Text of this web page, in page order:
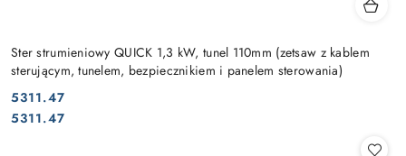
Ster strumieniowy QUICK 1,3 kW, tunel 110mm (zetsaw z kablem
sterującym, tunelem, bezpiecznikiem i panelem sterowania)
Cena:
5311.47
Cena:
5311.47